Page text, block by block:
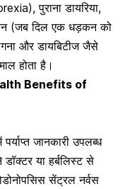
पुराना डायरिया,
(जब दिल एक धड़कन को
औरडायबिटीज जैसे
होता है।
Benefits of
जानकारी उपलब्ध
या हर्बलिस्ट से
सेंट्रल नर्वस